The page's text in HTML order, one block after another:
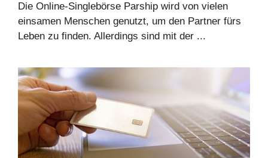
Die Online-Singlebörse Parship wird von vielen
einsamen Menschen genutzt, um den Partner fürs
Leben zu finden. Allerdings sind mit der ...